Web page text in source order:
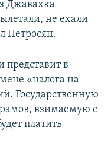
Джавахка
не ехали
Петросян.
в
«налога на
Государственную
взимаемую с
платить